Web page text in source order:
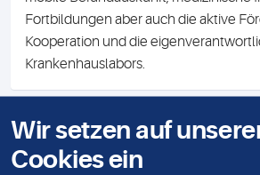
Laboruntersuchungen online
mobile Befundauskunft, medizinische
Fortbildungen aber auch die aktive
Kooperation und die
Krankenhauslabors.
KONTAKT
Wir setzen auf
Cookies ein